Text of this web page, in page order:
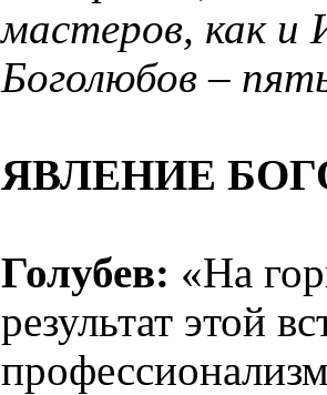
мастеров, как и
Боголюбов –
ЯВЛЕНИЕ
Голубев: «На
результат этой